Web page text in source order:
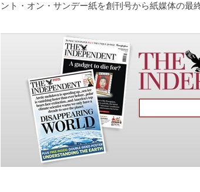
ント・オン・サンデー紙を創刊号から紙媒体の最